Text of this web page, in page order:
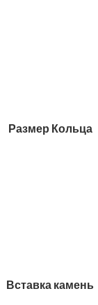
Размер Кольца
Вставка камень